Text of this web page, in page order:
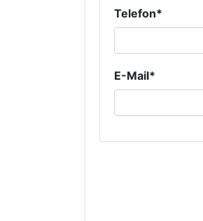
Telefon*
E-Mail*